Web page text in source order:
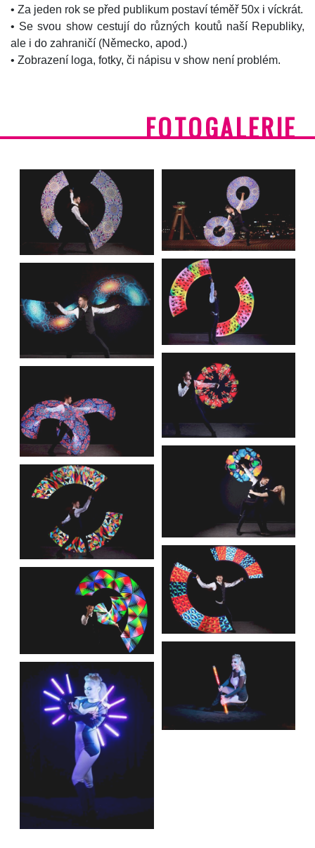
• Za jeden rok se před publikum postaví téměř 50x i víckrát.
• Se svou show cestují do různých koutů naší Republiky,
ale i do zahraničí (Německo, apod.)
• Zobrazení loga, fotky, či nápisu v show není problém.
FOTOGALERIE